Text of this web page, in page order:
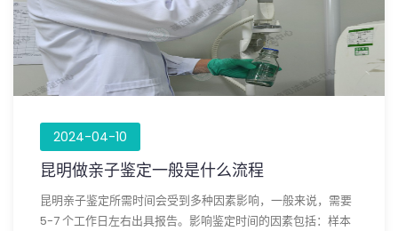
2024-04-10
昆明做亲子鉴定一般是什么流程
昆明亲子鉴定所需时间会受到多种因素影响，一般来说，需要
5-7 个工作日左右出具报告。影响鉴定时间的因素包括：样本